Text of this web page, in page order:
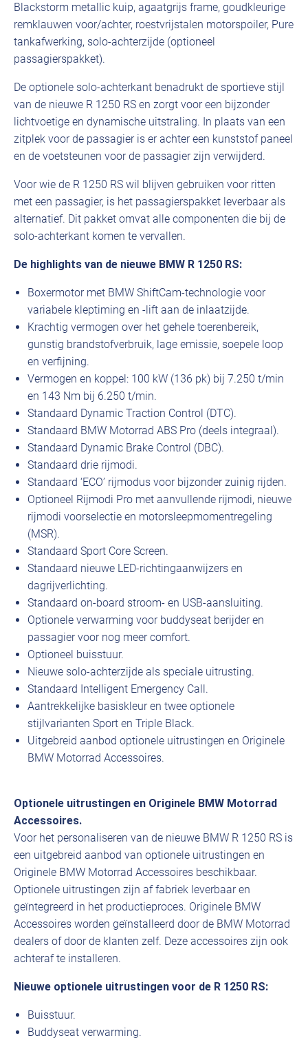
Blackstorm metallic kuip, agaatgrijs frame, goudkleurige
remklauwen voor/achter, roestvrijstalen motorspoiler, Pure
tankafwerking, solo-achterzijde (optioneel
passagierspakket).
De optionele solo-achterkant benadrukt de sportieve stijl
van de nieuwe R 1250 RS en zorgt voor een bijzonder
lichtvoetige en dynamische uitstraling. In plaats van een
zitplek voor de passagier is er achter een kunststof paneel
en de voetsteunen voor de passagier zijn verwijderd.
Voor wie de R 1250 RS wil blijven gebruiken voor ritten
met een passagier, is het passagierspakket leverbaar als
alternatief. Dit pakket omvat alle componenten die bij de
solo-achterkant komen te vervallen.
De highlights van de nieuwe BMW R 1250 RS:
Boxermotor met BMW ShiftCam-technologie voor
variabele kleptiming en -lift aan de inlaatzijde.
Krachtig vermogen over het gehele toerenbereik,
gunstig brandstofverbruik, lage emissie, soepele loop
en verfijning.
Vermogen en koppel: 100 kW (136 pk) bij 7.250 t/min
en 143 Nm bij 6.250 t/min.
Standaard Dynamic Traction Control (DTC).
Standaard BMW Motorrad ABS Pro (deels integraal).
Standaard Dynamic Brake Control (DBC).
Standaard drie rijmodi.
Standaard ‘ECO’ rijmodus voor bijzonder zuinig rijden.
Optioneel Rijmodi Pro met aanvullende rijmodi, nieuwe
rijmodi voorselectie en motorsleepmomentregeling
(MSR).
Standaard Sport Core Screen.
Standaard nieuwe LED-richtingaanwijzers en
dagrijverlichting.
Standaard on-board stroom- en USB-aansluiting.
Optionele verwarming voor buddyseat berijder en
passagier voor nog meer comfort.
Optioneel buisstuur.
Nieuwe solo-achterzijde als speciale uitrusting.
Standaard Intelligent Emergency Call.
Aantrekkelijke basiskleur en twee optionele
stijlvarianten Sport en Triple Black.
Uitgebreid aanbod optionele uitrustingen en Originele
BMW Motorrad Accessoires.
Optionele uitrustingen en Originele BMW Motorrad
Accessoires.
Voor het personaliseren van de nieuwe BMW R 1250 RS is
een uitgebreid aanbod van optionele uitrustingen en
Originele BMW Motorrad Accessoires beschikbaar.
Optionele uitrustingen zijn af fabriek leverbaar en
geïntegreerd in het productieproces. Originele BMW
Accessoires worden geïnstalleerd door de BMW Motorrad
dealers of door de klanten zelf. Deze accessoires zijn ook
achteraf te installeren.
Nieuwe optionele uitrustingen voor de R 1250 RS:
Buisstuur.
Buddyseat verwarming.